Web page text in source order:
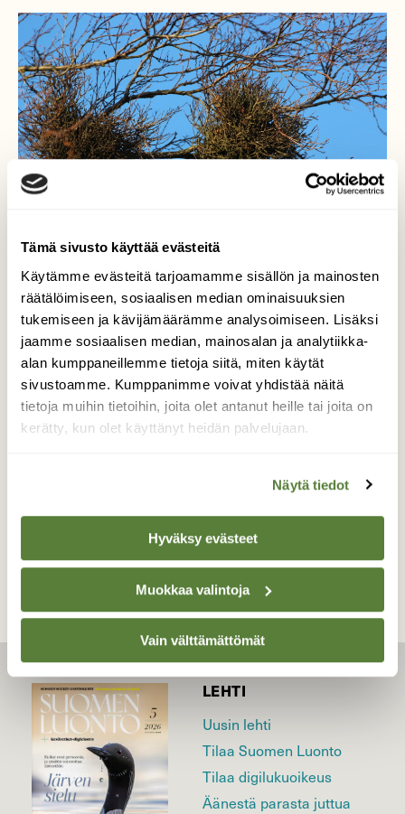
Tämä sivusto käyttää evästeitä
Käytämme evästeitä tarjoamamme sisällön ja mainosten
räätälöimiseen, sosiaalisen median ominaisuuksien
tukemiseen ja kävijämäärämme analysoimiseen. Lisäksi
jaamme sosiaalisen median, mainosalan ja analytiikka-
alan kumppaneillemme tietoja siitä, miten käytät
sivustoamme. Kumppanimme voivat yhdistää näitä
tietoja muihin tietoihin, joita olet antanut heille tai joita on
kerätty, kun olet käyttänyt heidän palvelujaan.
Näytä tiedot
Hyväksy evästeet
Muokkaa valintoja
Vain välttämättömät
Tuulen tupia
Tuulen tupia puussa hauskoina säkkäröinä.
27.1.2017
TAKAISIN LISTAAN
LEHTI
Uusin lehti
Tilaa Suomen Luonto
Tilaa digilukuoikeus
Äänestä parasta juttua